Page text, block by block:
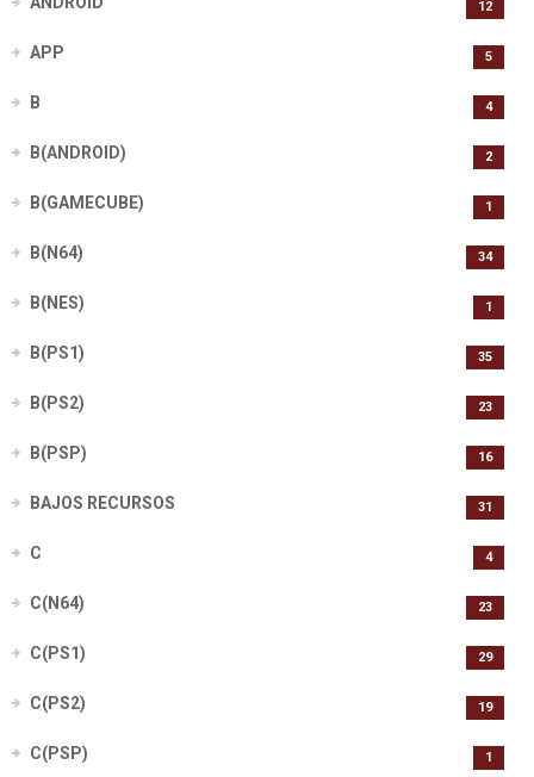
12
APP 5
B 4
B(ANDROID) 2
B(GAMECUBE) 1
B(N64) 34
B(NES) 1
B(PS1) 35
B(PS2) 23
B(PSP) 16
BAJOS RECURSOS 31
C 4
C(N64) 23
C(PS1) 29
C(PS2) 19
C(PSP) 1